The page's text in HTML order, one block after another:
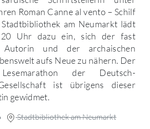
Roman Canne al vento – Schilf
am Neumarkt lädt
Uhr dazu ein, sich der fast
Autorin und der archaischen
aufs Neue zu nähern. Der
der Deutsch-
ist übrigens dieser
gewidmet.
Stadtbibliothek am Neumarkt